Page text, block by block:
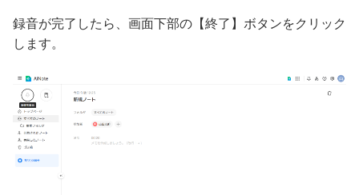
録音が完了したら、画面下部の【終了】ボタンをクリック
します。